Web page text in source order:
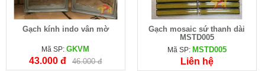
Gạch kính indo vân mờ
Mã SP:GKVM
43.000 đ 46.000 đ
Gạch mosaic sứ thanh dài
MSTD005
Mã SP: MSTD005
Liên hệ